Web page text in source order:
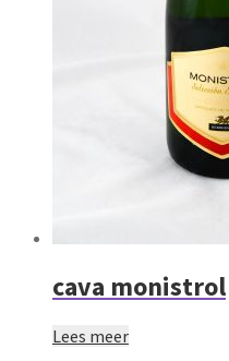
cava monistrol
Lees meer